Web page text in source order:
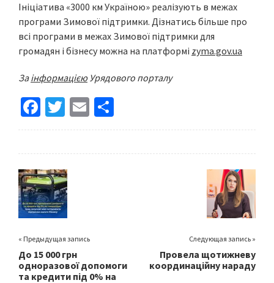
Ініціатива «3000 км Україною» реалізують в межах
програми Зимової підтримки. Дізнатись більше про
всі програми в межах Зимової підтримки для
громадян і бізнесу можна на платформі zyma.gov.ua
ЗаінформацієюУрядового порталу
Fa
ce
o
o
k
T
wi
er
E
m h
« Предыдущая запись
До 15 000 грн
одноразової допомоги
та кредити під 0% на
Следующая запись »
Провела щотижневу
координаційну нараду